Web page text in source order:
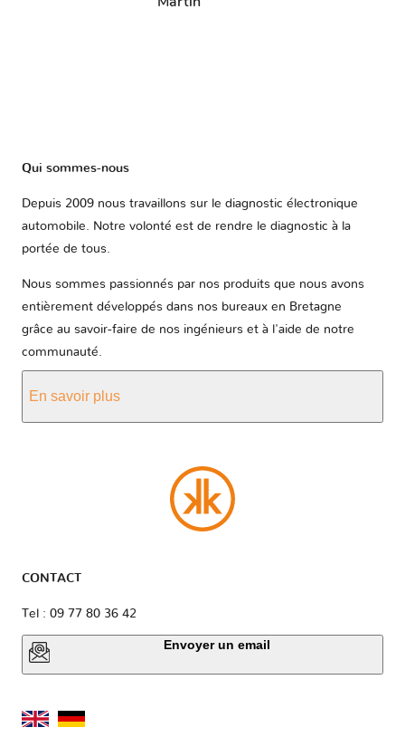
Qui sommes-nous
Depuis 2009 nous travaillons sur le diagnostic électronique
automobile. Notre volonté est de rendre le diagnostic à la
portée de tous.
Nous sommes passionnés par nos produits que nous avons
entièrement développés dans nos bureaux en Bretagne
grâce au savoir-faire de nos ingénieurs et à l'aide de notre
communauté.
En savoir plus
CONTACT
Tel : 09 77 80 36 42
Envoyer un email